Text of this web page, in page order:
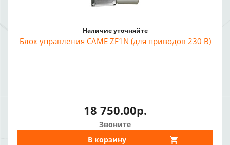
Наличие уточняйте
Блок управления CAME ZF1N (для приводов 230 В)
18 750.00р.
Звоните
В корзину